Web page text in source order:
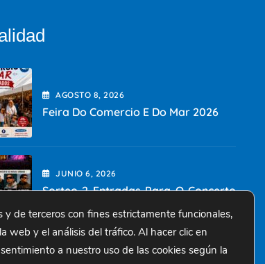
AGOSTO 8, 2026
Feira Do Comercio E Do Mar 2026
JUNIO6, 2026
Sorteo 2 Entradas Para O Concerto
Da Festa Do Albariño
y de terceros con fines estrictamente funcionales,
web y el análisis del tráfico. Al hacer clic en
a nuestro uso de las cookies según la